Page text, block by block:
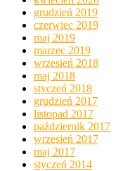
grudzień 2019
czerwiec 2019
maj 2019
marzec 2019
wrzesień 2018
maj 2018
styczeń 2018
grudzień 2017
listopad 2017
październik 2017
wrzesień 2017
maj 2017
styczeń 2014